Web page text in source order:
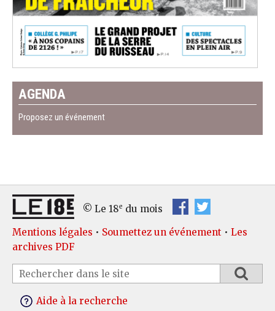
AGENDA
Proposez un événement
© Le 18e du mois
Mentions légales • Soumettez un événement • Les
archives PDF
Aide à la recherche